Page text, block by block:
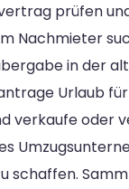
prüfen
in der
Urlaub
verkaufe